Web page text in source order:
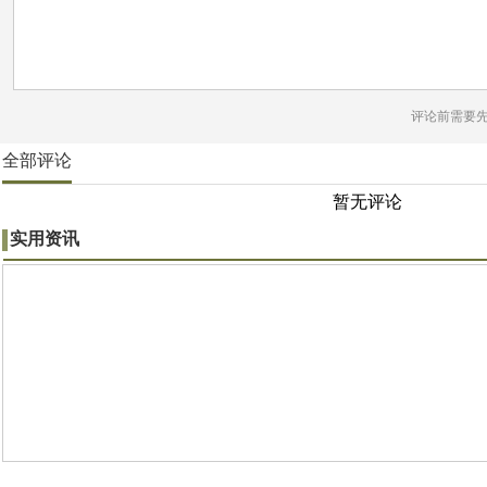
评论前需要
全部评论
暂无评论
实用资讯